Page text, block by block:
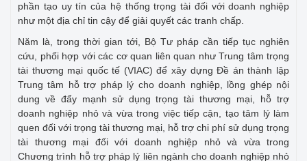
phần tạo uy tín của hệ thống trọng tài đối với doanh nghiệp
như một địa chỉ tin cậy để giải quyết các tranh chấp.
Năm là, trong thời gian tới, Bộ Tư pháp cần tiếp tục nghiên
cứu, phối hợp với các cơ quan liên quan như Trung tâm trọng
tài thương mại quốc tế (VIAC) để xây dựng Đề án thành lập
Trung tâm hỗ trợ pháp lý cho doanh nghiệp, lồng ghép nội
dung về đẩy mạnh sử dụng trọng tài thương mại, hỗ trợ
doanh nghiệp nhỏ và vừa trong việc tiếp cận, tạo tâm lý làm
quen đối với trọng tài thương mại, hỗ trợ chi phí sử dụng trọng
tài thương mại đối với doanh nghiệp nhỏ và vừa trong
Chương trình hỗ trợ pháp lý liên ngành cho doanh nghiệp nhỏ